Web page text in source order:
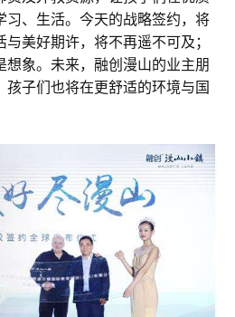
习、生活。今天的战略签约，将
美好期许，将不再遥不可及；
想象。未来，融创漫山的业主朋
孩子们也将在更舒适的环境与国